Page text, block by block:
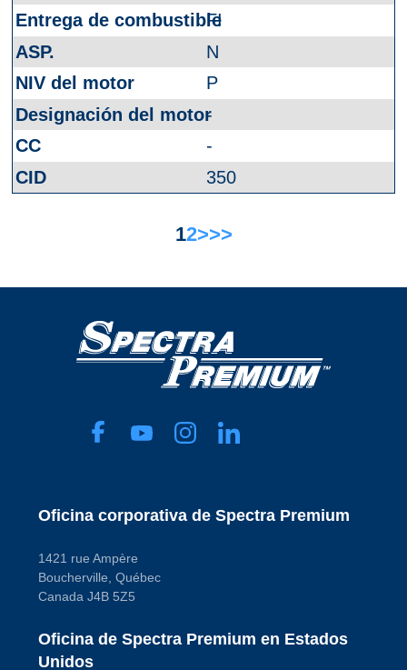
FI
N
P
-
-
350
12>>>
Oficina corporativa de Spectra Premium
1421 rue Ampère
Boucherville, Québec
Canada J4B 5Z5
Oficina de Spectra Premium en Estados
Unidos